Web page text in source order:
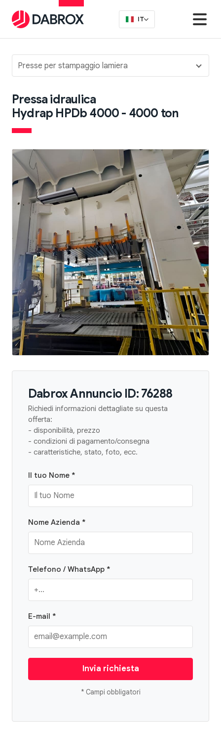
Presse per stampaggio lamiera
Pressa idraulica
Hydrap HPDb 4000 - 4000 ton
Dabrox Annuncio ID: 76288
Richiedi informazioni dettagliate su questa
offerta:
- disponibilità, prezzo
- condizioni di pagamento/consegna
- caratteristiche, stato, foto, ecc.
Il tuo Nome *
Nome Azienda *
Telefono / WhatsApp *
E-mail *
Invia richiesta
* Campi obbligatori